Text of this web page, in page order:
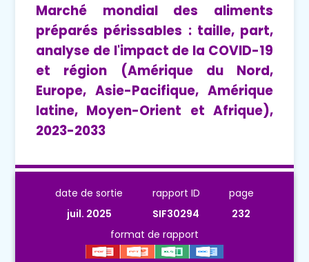
Marché mondial des aliments
préparés périssables : taille, part,
analyse de l'impact de la COVID-19
et région (Amérique du Nord,
Europe, Asie-Pacifique, Amérique
latine, Moyen-Orient et Afrique),
2023-2033
date de sortie
juil. 2025
rapport ID
SIF30294
page
232
format de rapport